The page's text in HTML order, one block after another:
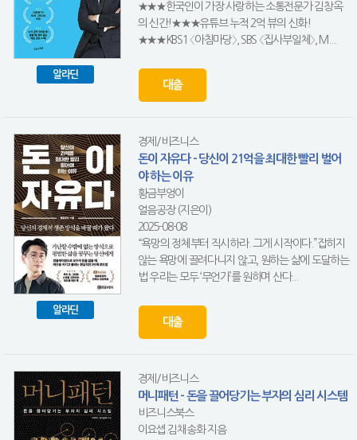
알라딘
★★★한국인이 가장 사랑하는 소통전문가 김창옥
의 신간!★★★유튜브 누적 2억 뷰의 신화!
★★★KBS1 〈아침마당〉, SBS 〈집사부일체〉, M...
대출
알라딘
경제/비즈니스
돈이 자유다 - 당신이 21억을 최대한 빨리 벌어
야 하는 이유
황금부엉이
얼음공장 (지은이)
2025-08-08
“욕망의 정체부터 직시하라. 그게 시작이다.”잡히지
않는 욕망에 끌려다니지 않고, 원하는 삶에 도달하는
법 우리는 모두 ‘무언가’를 원하며 산다...
대출
경제/비즈니스
머니패턴 - 돈을 끌어당기는 부자의 심리 시스템
비즈니스북스
이요셉.김채송화 지음